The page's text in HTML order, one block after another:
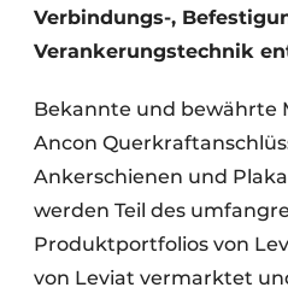
Verbindungs-,
Verankerungstechnik
Bekannte und bewährte
Ancon
Ankerschienen und
werden Teil des
Produktportfolios von
von Leviat vermarktet